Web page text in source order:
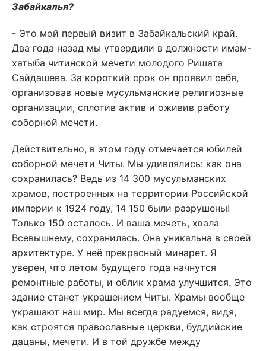
Забайкалья?
- Это мой первый визит в Забайкальский край.
Два года назад мы утвердили в должности имам-
хатыба читинской мечети молодого Ришата
Сайдашева. За короткий срок он проявил себя,
организовав новые мусульманские религиозные
организации, сплотив актив и оживив работу
соборной мечети.
Действительно, в этом году отмечается юбилей
соборной мечети Читы. Мы удивлялись: как она
сохранилась? Ведь из 14 300 мусульманских
храмов, построенных на территории Российской
империи к 1924 году, 14 150 были разрушены!
Только 150 осталось. И ваша мечеть, хвала
Всевышнему, сохранилась. Она уникальна в своей
архитектуре. У неё прекрасный минарет. Я
уверен, что летом будущего года начнутся
ремонтные работы, и облик храма улучшится. Это
здание станет украшением Читы. Храмы вообще
украшают наш мир. Мы всегда радуемся, видя,
как строятся православные церкви, буддийские
дацаны, мечети. И в той дружбе между